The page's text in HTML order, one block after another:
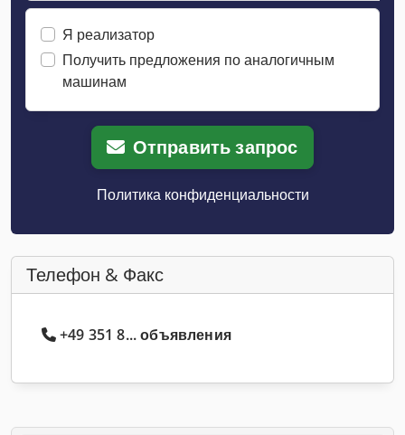
Я реализатор
Получить предложения по аналогичным
машинам
Отправить запрос
Политика конфиденциальности
Телефон & Факс
+49 351 8... объявления